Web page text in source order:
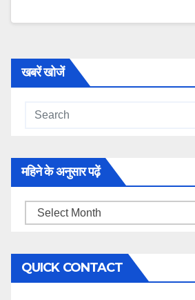
खबरें खोजें
महिने के अनुसार पढ़ें
महिने
अनुसार
पढ़ें
QUICK CONTACT